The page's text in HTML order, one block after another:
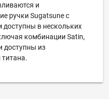
и
ручки Sugatsune с
в нескольких
комбинации Satin,
доступны из